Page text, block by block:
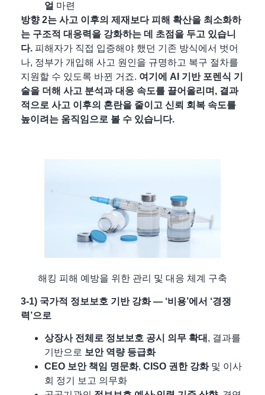
얼 마련
방향 2는 사고 이후의 제재보다피해 확산을 최소화하
는 구조적 대응력을 강화하는 데 초점 을 두고 있습니
다. 피해자가 직접 입증해야 했던 기존 방식에서 벗어
나, 정부가 개입해 사고 원인을 규명하고 복구 절차를
지원할 수 있도록 바뀐 거죠. 여기에 AI 기반 포렌식 기
술을 더해 사고 분석과 대응 속도를 끌어올리며, 결과
적으로 사고 이후의 혼란을 줄이고 신뢰 회복 속도를
높이려는 움직임으로 볼 수 있습니다.
해킹 피해 예방을 위한 관리 및 대응 체계 구축
3-1) 국가적 정보보호 기반 강화 — ‘비용’에서 ‘경쟁
력’으로
상장사 전체로 정보보호 공시 의무 확대 , 결과를
기반으로 보안 역량 등급화
CEO 보안 책임 명문화, CISO 권한 강화및 이사
회 정기 보고 의무화